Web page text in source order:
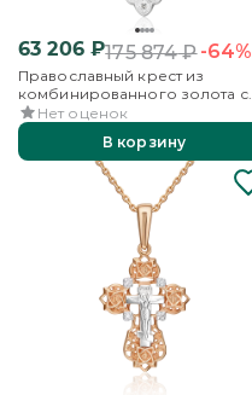
63 206₽175 874₽-64%
Православный крест из
комбинированного золота с
фианитами
Нет оценок
В корзину